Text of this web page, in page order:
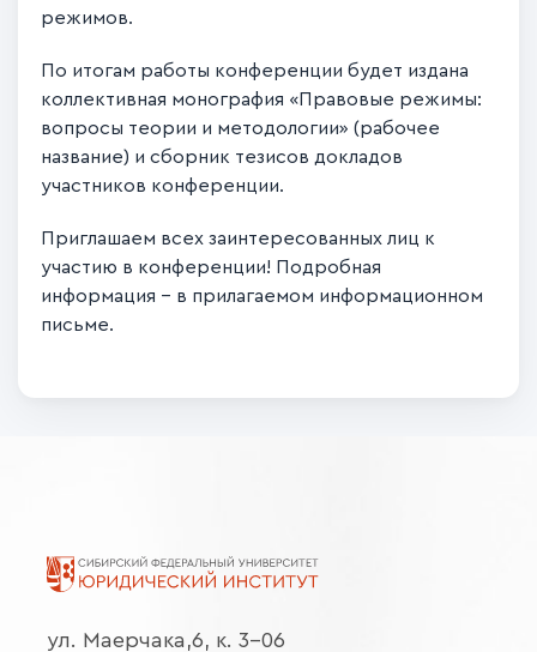
режимов.
По итогам работы конференции будет издана
коллективная монография «Правовые режимы:
вопросы теории и методологии» (рабочее
название) и сборник тезисов докладов
участников конференции.
Приглашаем всех заинтересованных лиц к
участию в конференции! Подробная
информация – в прилагаемом информационном
письме.
ул. Маерчака,6, к. 3-06